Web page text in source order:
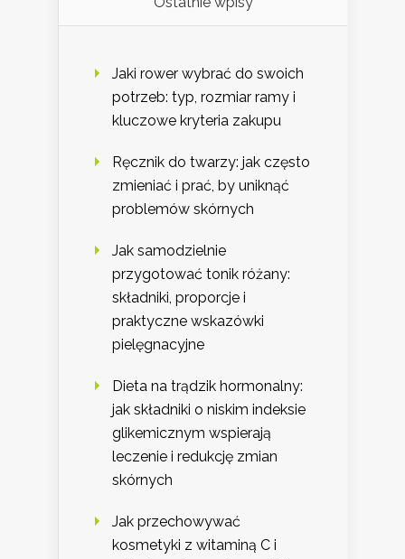
Jaki rower wybrać do swoich
potrzeb: typ, rozmiar ramy i
kluczowe kryteria zakupu
Ręcznik do twarzy: jak często
zmieniać i prać, by uniknąć
problemów skórnych
Jak samodzielnie
przygotować tonik różany:
składniki, proporcje i
praktyczne wskazówki
pielęgnacyjne
Dieta na trądzik hormonalny:
jak składniki o niskim indeksie
glikemicznym wspierają
leczenie i redukcję zmian
skórnych
Jak przechowywać
kosmetyki z witaminą C i